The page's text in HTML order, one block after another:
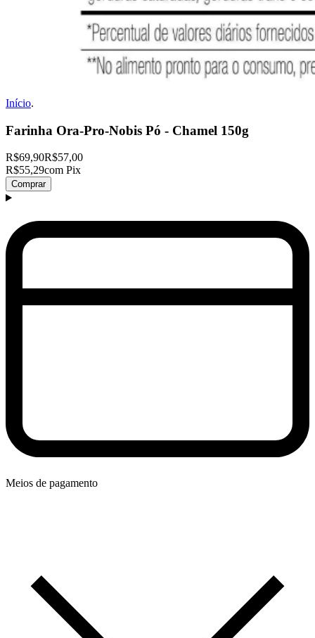
Início.
Farinha Ora-Pro-Nobis Pó - Chamel 150g
R$69,90R$57,00
R$55,29com Pix
Comprar
Meios de pagamento